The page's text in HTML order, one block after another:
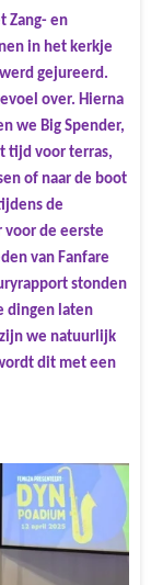
Zang- en
in het kerkje
gejureerd.
over. Hierna
we Big Spender,
tijd voor terras,
of naar de boot
de
voor de eerste
van Fanfare
stonden
dingen laten
we natuurlijk
dit met een